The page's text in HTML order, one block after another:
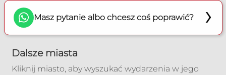
Masz pytanie albo chcesz coś poprawić?
Dalsze miasta
Kliknij miasto, aby wyszukać wydarzenia w jego